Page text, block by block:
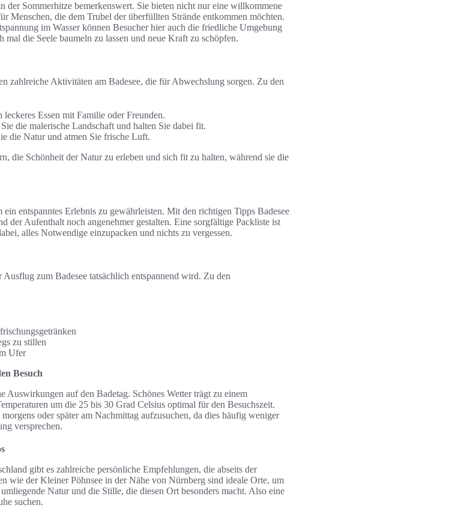
der Sommerhitze bemerkenswert. Sie bieten nicht nur eine willkommene
Menschen, die dem Trubel der überfüllten Strände entkommen möchten.
im Wasser können Besucher hier auch die friedliche Umgebung
mal die Seele baumeln zu lassen und neue Kraft zu schöpfen.
zahlreiche Aktivitäten am Badesee, die für Abwechslung sorgen. Zu den
Essen mit Familie oder Freunden.
die malerische Landschaft und halten Sie dabei fit.
die Natur und atmen Sie frische Luft.
die Schönheit der Natur zu erleben und sich fit zu halten, während sie die
entspanntes Erlebnis zu gewährleisten. Mit den richtigen Tipps Badesee
der Aufenthalt noch angenehmer gestalten. Eine sorgfältige Packliste ist
alles Notwendige einzupacken und nichts zu vergessen.
Ausflug zum Badesee tatsächlich entspannend wird. Zu den
zu stillen
Ufer
Besuch
Auswirkungen auf den Badetag. Schönes Wetter trägt zu einem
um die 25 bis 30 Grad Celsius optimal für den Besuchszeit.
oder später am Nachmittag aufzusuchen, da dies häufig weniger
versprechen.
gibt es zahlreiche persönliche Empfehlungen, die abseits der
wie der Kleiner Pöhnsee in der Nähe von Nürnberg sind ideale Orte, um
Natur und die Stille, die diesen Ort besonders macht. Also eine
suchen.